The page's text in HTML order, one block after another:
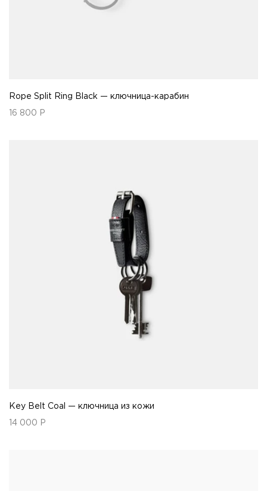
Rope Split Ring Black — ключница-карабин
16 800 Р
Key Belt Coal — ключница из кожи
14 000 Р